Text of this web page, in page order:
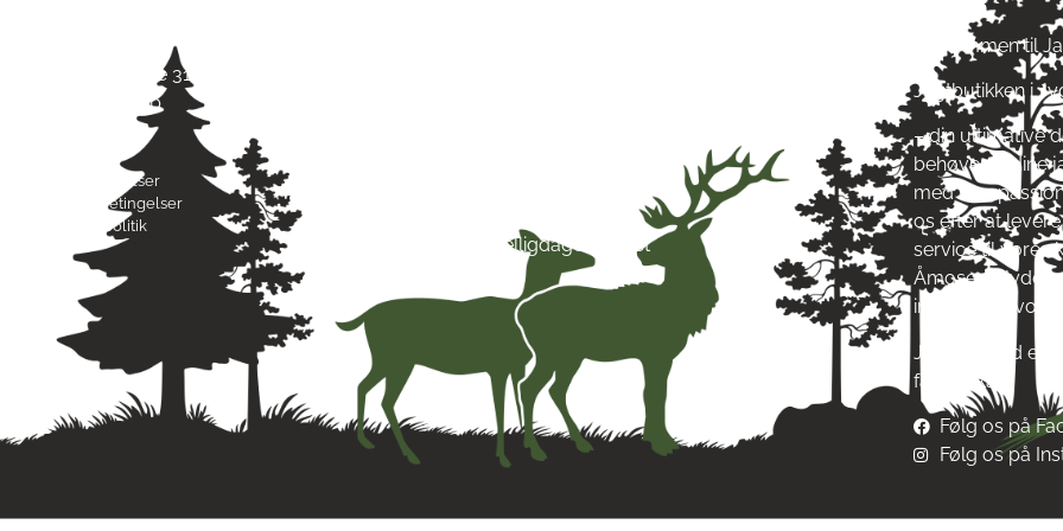
Skarridsøgade 31 B
4450 Jyderup
Byttebetingelser
Handelsbetingelser
Privatlivspolitik
Helligdage: Lukket
Velkommen til
Jagtbutikken i
– din ultimative
behøver til dine
med stor
os efter at
service til vores
Åmosen i
inspirere af
Jagt & Hund er
fællesskab!
Følg os på
Følg os på